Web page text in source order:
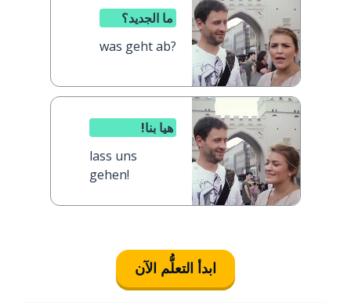
ما الجديد؟
was geht ab?
هيا بنا!
lass uns
gehen!
ابدأ التعلُّم الآن